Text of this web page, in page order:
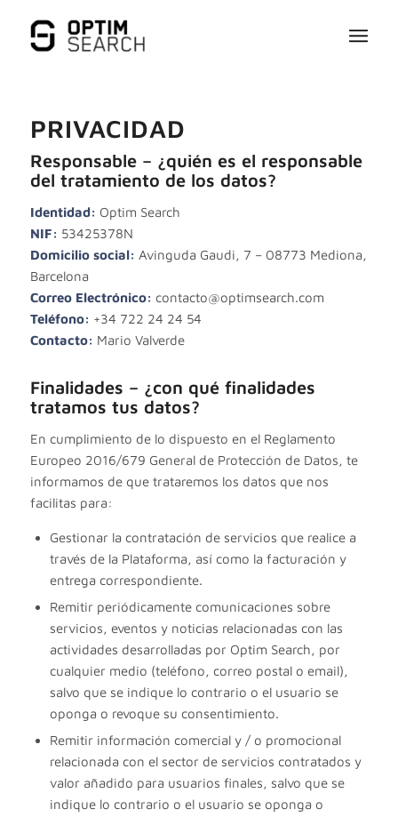
PRIVACIDAD
Responsable – ¿quién es el responsable
del tratamiento de los datos?
Identidad: Optim Search
NIF: 53425378N
Domicilio social: Avinguda Gaudi, 7 – 08773 Mediona,
Barcelona
Correo Electrónico: contacto@optimsearch.com
Teléfono: +34 722 24 24 54
Contacto: Mario Valverde
Finalidades – ¿con qué finalidades
tratamos tus datos?
En cumplimiento de lo dispuesto en el Reglamento
Europeo 2016/679 General de Protección de Datos, te
informamos de que trataremos los datos que nos
facilitas para:
Gestionar la contratación de servicios que realice a
través de la Plataforma, así como la facturación y
entrega correspondiente.
Remitir periódicamente comunicaciones sobre
servicios, eventos y noticias relacionadas con las
actividades desarrolladas por Optim Search, por
cualquier medio (teléfono, correo postal o email),
salvo que se indique lo contrario o el usuario se
oponga o revoque su consentimiento.
Remitir información comercial y / o promocional
relacionada con el sector de servicios contratados y
valor añadido para usuarios finales, salvo que se
indique lo contrario o el usuario se oponga o